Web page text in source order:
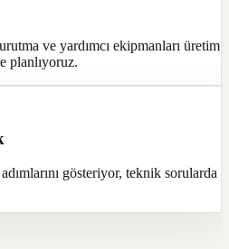
ve yardımcı ekipmanları üretim
planlıyoruz.
gösteriyor, teknik sorularda